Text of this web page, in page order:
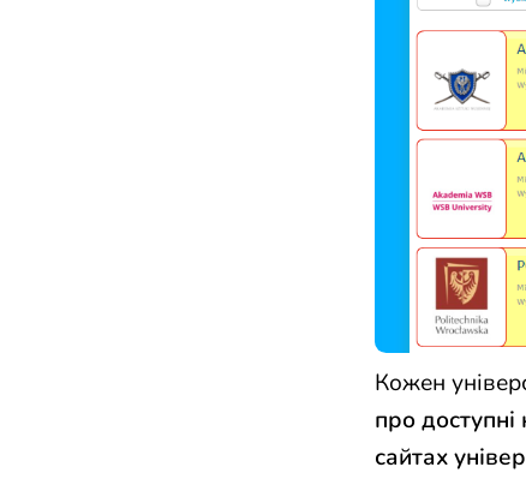
Кожен
про
сайтах